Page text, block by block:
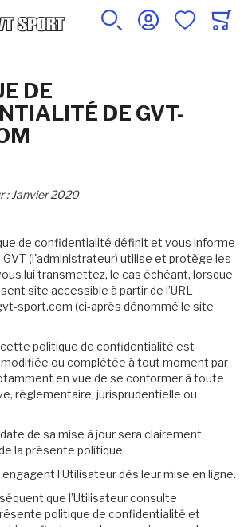
DE
DE GVT-
: Janvier 2020
de confidentialité définit et vous informe
GVT (l'administrateur) utilise et protège les
lui transmettez, le cas échéant, lorsque
site accessible à partir de l’URL
sport.com (ci-après dénommé le site
politique de confidentialité est
ou complétée à tout moment par
en vue de se conformer à toute
réglementaire, jurisprudentielle ou
de sa mise à jour sera clairement
la présente politique.
l’Utilisateur dès leur mise en ligne.
que l’Utilisateur consulte
politique de confidentialité et